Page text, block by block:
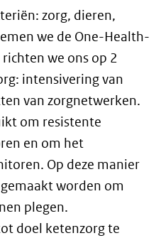
zorg, dieren,
we de One-Health-
we ons op 2
intensivering van
van zorgnetwerken.
om resistente
en om het
Op deze manier
worden om
plegen.
doel ketenzorg te